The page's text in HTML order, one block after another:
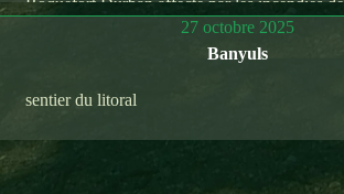
27 octobre 2025
Banyuls
sentier du litoral